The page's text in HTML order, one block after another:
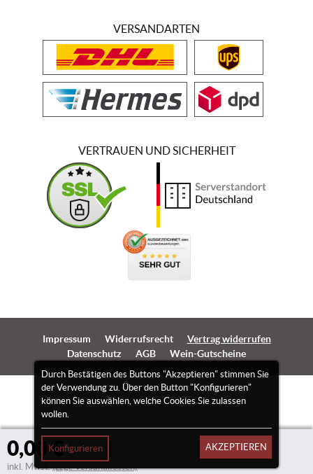
0,00 €
inkl. Mwst.(zzgl. Versandkosten)
Durch Bestätigen des Buttons "Akzeptieren" stimmen Sie
der Verwendung zu. Über den Button "Konfigurieren"
können Sie auswählen, welche Cookies Sie zulassen
wollen.
Konfigurieren AKZEPTIEREN
VERSANDARTEN
VERTRAUEN UND SICHERHEIT
Impressum Widerrufsrecht
Vertrag widerrufen
Datenschutz
AGB Wein-Gutscheine